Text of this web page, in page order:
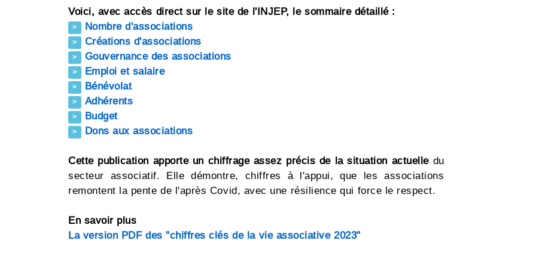
Voici, avec accès direct sur le site de l'INJEP, le sommaire détaillé :
> Nombre d'associations
> Créations d'associations
> Gouvernance des associations
> Emploi et salaire
> Bénévolat
> Adhérents
> Budget
> Dons aux associations
Cette publication apporte un chiffrage assez précis de la situation actuelledu
secteur associatif. Elle démontre, chiffres à l'appui, que les associations
remontent la pente de l'après Covid, avec une résilience qui force le respect.
En savoir plus
La version PDF des "chiffres clés de la vie associative 2023"